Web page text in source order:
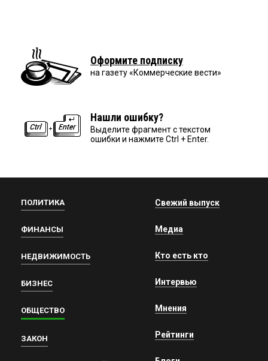
Оформите подписку
на газету «Коммерческие вести»
Нашли ошибку?
Выделите фрагмент с текстом
ошибки и нажмите Ctrl + Enter.
ПОЛИТИКА
ФИНАНСЫ
НЕДВИЖИМОСТЬ
БИЗНЕС
ОБЩЕСТВО
ЗАКОН
Свежий выпуск
Медиа
Кто есть кто
Интервью
Мнения
Рейтинги